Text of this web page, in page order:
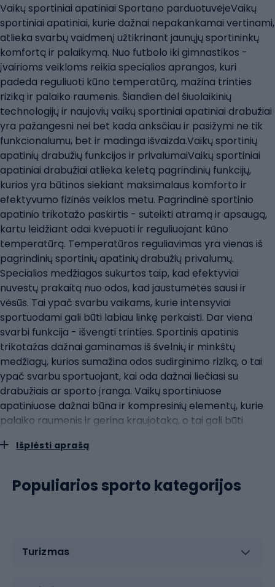
Vaikų sportiniai apatiniai Sportano parduotuvėjeVaikų
sportiniai apatiniai, kurie dažnai nepakankamai vertinami,
atlieka svarbų vaidmenį užtikrinant jaunųjų sportininkų
komfortą ir palaikymą. Nuo futbolo iki gimnastikos -
įvairioms veikloms reikia specialios aprangos, kuri
padeda reguliuoti kūno temperatūrą, mažina trinties
riziką ir palaiko raumenis. Šiandien dėl šiuolaikinių
technologijų ir naujovių vaikų sportiniai apatiniai drabužiai
yra pažangesni nei bet kada anksčiau ir pasižymi ne tik
funkcionalumu, bet ir madinga išvaizda.Vaikų sportinių
apatinių drabužių funkcijos ir privalumaiVaikų sportiniai
apatiniai drabužiai atlieka keletą pagrindinių funkcijų,
kurios yra būtinos siekiant maksimalaus komforto ir
efektyvumo fizinės veiklos metu. Pagrindinė sportinio
apatinio trikotažo paskirtis - suteikti atramą ir apsaugą,
kartu leidžiant odai kvėpuoti ir reguliuojant kūno
temperatūrą. Temperatūros reguliavimas yra vienas iš
pagrindinių sportinių apatinių drabužių privalumų.
Specialios medžiagos sukurtos taip, kad efektyviai
nuvestų prakaitą nuo odos, kad jaustumėtės sausi ir
vėsūs. Tai ypač svarbu vaikams, kurie intensyviai
sportuodami gali būti labiau linkę perkaisti. Dar viena
svarbi funkcija - išvengti trinties. Sportinis apatinis
trikotažas dažnai gaminamas iš švelnių ir minkštų
medžiagų, kurios sumažina odos sudirginimo riziką, o tai
ypač svarbu sportuojant, kai oda dažnai liečiasi su
drabužiais ar sporto įranga. Vaikų sportiniuose
apatiniuose dažnai būna ir kompresinių elementų, kurie
palaiko raumenis ir gerina kraujotaką, o tai gali būti
užsiėmimai: nuo futbolo iki gimnastikosVaikų sportiniai
futbolo iki gimnastikos. Priklausomai nuo sporto šakos, šie
apatiniai gali būti skirtingų savybių ir konstrukcijos. Tokių
futbolininkams taip pat svarbu trumpi šortai ir
Išplėsti aprašą
Populiarios sporto kategorijos
Turizmas